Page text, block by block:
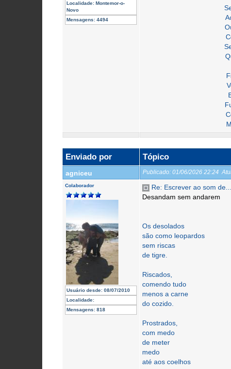
Localidade: Montemor-o-
Novo
Mensagens: 4494
Enviado por Tópico
agniceu Publicado: 01/06/2026 22:24
Colaborador
Usuário desde: 08/07/2010
Localidade:
Mensagens: 818
Re: Escrever ao som
Desandam sem andarem
Os desolados
são como leopardos
sem riscas
de tigre.
Riscados,
comendo tudo
menos a carne
do cozido.
Prostrados,
com medo
de meter
medo
até aos coelhos